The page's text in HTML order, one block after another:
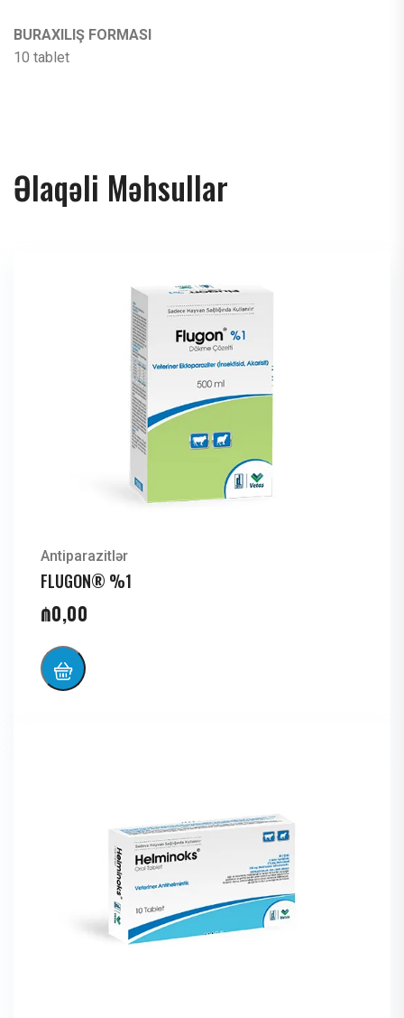
BURAXILIŞ FORMASI
10 tablet
Əlaqəli Məhsullar
Antiparazitlər
FLUGON® %1
₼0,00